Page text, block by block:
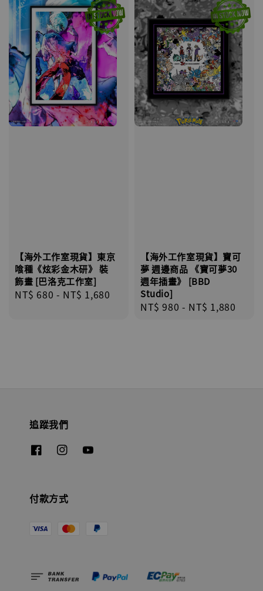
【海外工作室現貨】東京
喰種《炫彩金木研》 裝
飾畫 [巴洛克工作室]
Regular
NT$ 680 - NT$ 1,680
【海外工作室現貨】寶可
夢 週邊商品 《寶可夢30
週年插畫》 [BBD
Studio]
Regular
NT$ 980 - NT$ 1,880
追蹤我們
付款方式